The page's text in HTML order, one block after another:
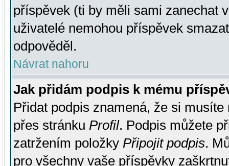
příspěvek (ti by měli sami zanechat
uživatelé nemohou příspěvek
odpověděl.
Návrat nahoru
Jak přidám podpis k mému
Přidat podpis znamená, že si
přes stránku Profil. Podpis můžete
zatržením položky Připojit podpis.
pro všechny vaše příspěvky